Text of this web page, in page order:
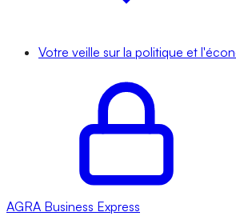
Votre veille sur la politique et
AGRA Business Express